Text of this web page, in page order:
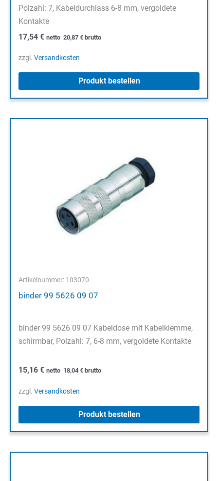
Polzahl: 7, Kabeldurchlass 6-8 mm, vergoldete
Kontakte
17,54 € netto 20,87 € brutto
zzgl. Versandkosten
Produkt bestellen
Artikelnummer: 103070
binder 99 5626 09 07
binder 99 5626 09 07 Kabeldose mit Kabelklemme,
schirmbar, Polzahl: 7, 6-8 mm, vergoldete Kontakte
15,16 € netto 18,04 € brutto
zzgl. Versandkosten
Produkt bestellen